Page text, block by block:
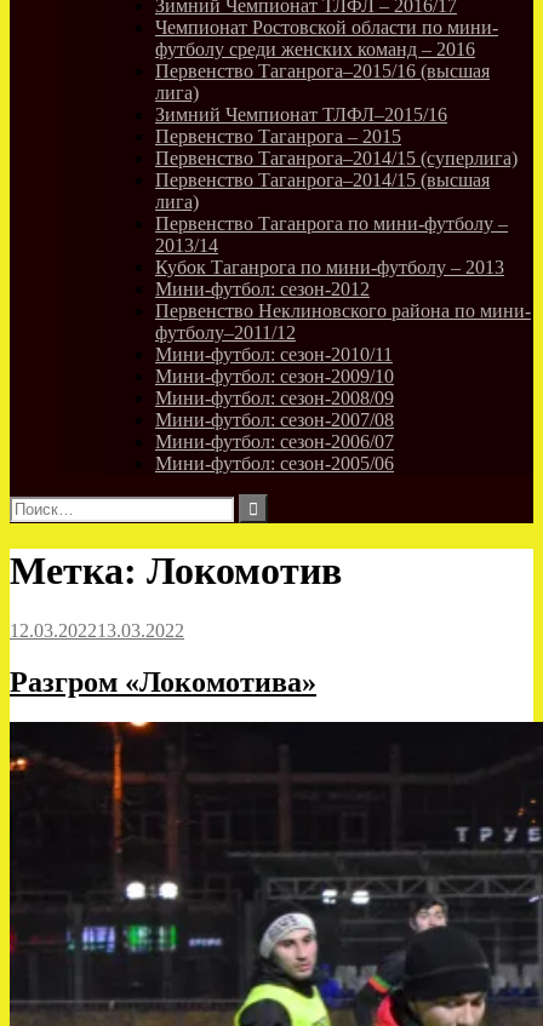
Зимний Чемпионат ТЛФЛ – 2016/17
Чемпионат Ростовской области по мини-
футболу среди женских команд – 2016
Первенство Таганрога–2015/16 (высшая
лига)
Зимний Чемпионат ТЛФЛ–2015/16
Первенство Таганрога – 2015
Первенство Таганрога–2014/15 (суперлига)
Первенство Таганрога–2014/15 (высшая
лига)
Первенство Таганрога по мини-футболу –
2013/14
Кубок Таганрога по мини-футболу – 2013
Мини-футбол: сезон-2012
Первенство Неклиновского района по мини-
футболу–2011/12
Мини-футбол: сезон-2010/11
Мини-футбол: сезон-2009/10
Мини-футбол: сезон-2008/09
Мини-футбол: сезон-2007/08
Мини-футбол: сезон-2006/07
Мини-футбол: сезон-2005/06
Найти:
Метка: Локомотив
12.03.202213.03.2022
Разгром «Локомотива»